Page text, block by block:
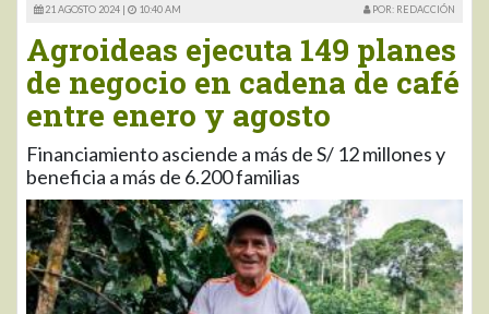
21 AGOSTO 2024 | 10:40 AM POR: REDACCIÓN
Agroideas ejecuta 149 planes
de negocio en cadena de café
entre enero y agosto
Financiamiento asciende a más de S/ 12 millones y
beneficia a más de 6.200 familias